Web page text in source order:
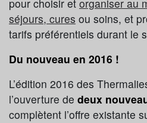
pour choisir et organiser au
séjours, cures ou soins, et
tarifs préférentiels durant le
Du nouveau en 2016 !
L’édition 2016 des
l’ouverture de deux
complètent l’offre existante